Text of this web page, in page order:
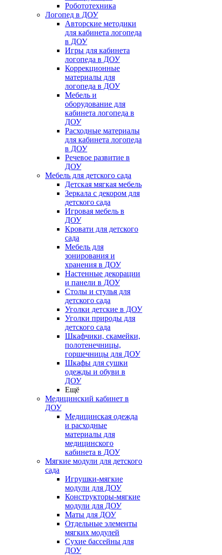
Робототехника
Логопед в ДОУ
Авторские методики
для кабинета логопеда
в ДОУ
Игры для кабинета
логопеда в ДОУ
Коррекционные
материалы для
логопеда в ДОУ
Мебель и
оборудование для
кабинета логопеда в
ДОУ
Расходные материалы
для кабинета логопеда
в ДОУ
Речевое развитие в
ДОУ
Мебель для детского сада
Детская мягкая мебель
Зеркала с декором для
детского сада
Игровая мебель в
ДОУ
Кровати для детского
сада
Мебель для
зонирования и
хранения в ДОУ
Настенные декорации
и панели в ДОУ
Столы и стулья для
детского сада
Уголки детские в ДОУ
Уголки природы для
детского сада
Шкафчики, скамейки,
полотенечницы,
горшечницы для ДОУ
Шкафы для сушки
одежды и обуви в
ДОУ
Ещё
Медицинский кабинет в
ДОУ
Медицинская одежда
и расходные
материалы для
медицинского
кабинета в ДОУ
Мягкие модули для детского
сада
Игрушки-мягкие
модули для ДОУ
Конструкторы-мягкие
модули для ДОУ
Маты для ДОУ
Отдельные элементы
мягких модулей
Сухие бассейны для
ДОУ